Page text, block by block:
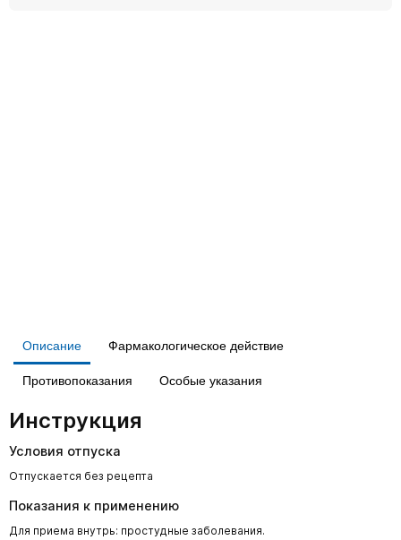
Описание Фармакологическое действие
Противопоказания Особые указания
Инструкция
Условия отпуска
Отпускается без рецепта
Показания к применению
Для приема внутрь: простудные заболевания.